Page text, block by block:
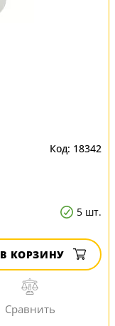
18342
5 шт.
В КОРЗИНУ